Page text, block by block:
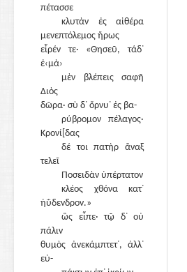
πέτασσε
κλυτὰν ἐς αἰθέρα
μενεπτόλεμος ἥρως
εἶρέν τε· «Θησεῦ, τάδ᾽
ἐ‹μὰ›
μὲν βλέπεις σαφῆ
Διὸς
δῶρα· σὺ δ᾽ ὄρνυ᾽ ἐς βα-
ρύβρομον πέλαγος·
Κρονί[δας
δέ τοι πατὴρ ἄναξ
τελεῖ
Ποσειδὰν ὑπέρτατον
κλέος χθόνα κατ᾽
ἠΰδενδρον.»
ὣς εἶπε· τῷ δ᾽ οὐ
πάλιν
θυμὸς ἀνεκάμπτετ᾽, ἀλλ᾽
εὐ-